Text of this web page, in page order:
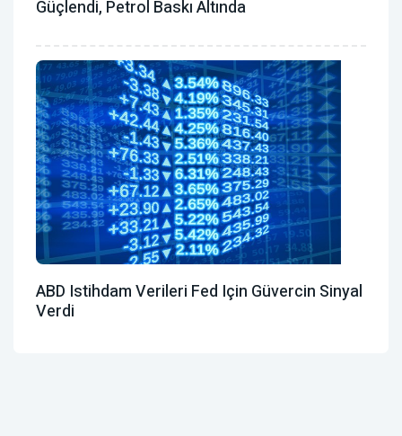
Güçlendi, Petrol Baskı Altında
ABD Istihdam Verileri Fed Için Güvercin Sinyal
Verdi